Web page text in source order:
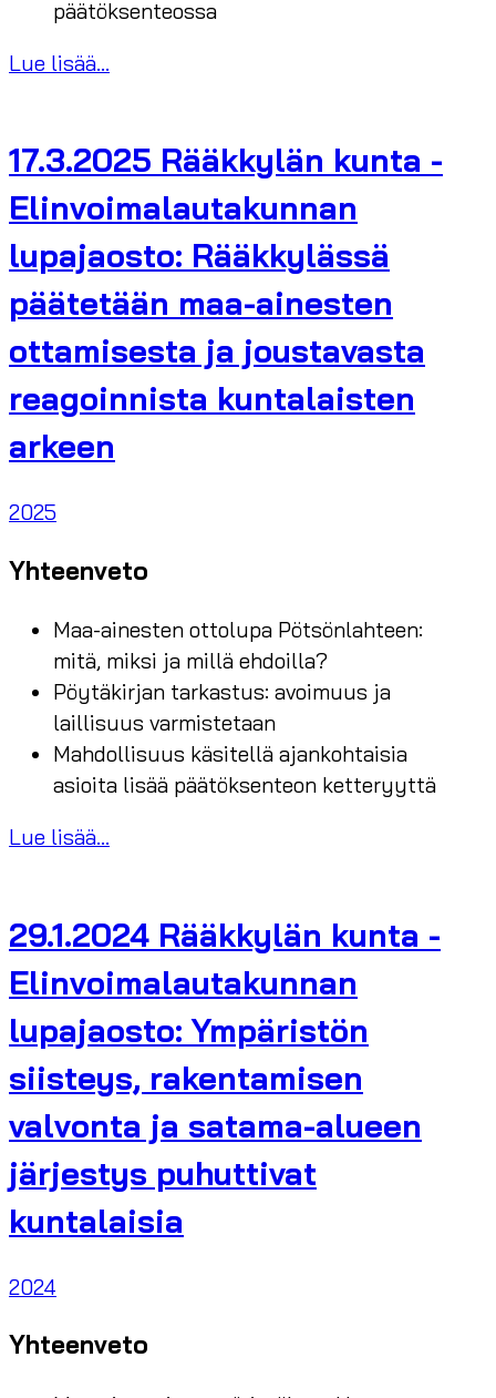
päätöksenteossa
Lue lisää...
17.3.2025 Rääkkylän kunta -
Elinvoimalautakunnan
lupajaosto: Rääkkylässä
päätetään maa-ainesten
ottamisesta ja joustavasta
reagoinnista kuntalaisten
arkeen
2025
Yhteenveto
Maa-ainesten ottolupa Pötsönlahteen:
mitä, miksi ja millä ehdoilla?
Pöytäkirjan tarkastus: avoimuus ja
laillisuus varmistetaan
Mahdollisuus käsitellä ajankohtaisia
asioita lisää päätöksenteon ketteryyttä
Lue lisää...
29.1.2024 Rääkkylän kunta -
Elinvoimalautakunnan
lupajaosto: Ympäristön
siisteys, rakentamisen
valvonta ja satama-alueen
järjestys puhuttivat
kuntalaisia
2024
Yhteenveto